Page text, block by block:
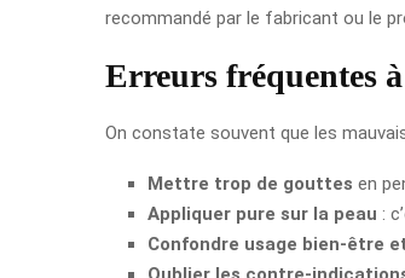
recommandé par le fabricant ou le
Erreurs fréquentes
On constate souvent que les
Mettre trop de gouttes en
Appliquer pure sur la peau :
Confondre usage bien-être